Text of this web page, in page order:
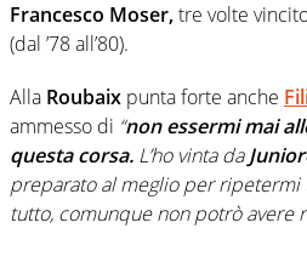
Francesco Moser,tre volte
(dal ’78 all’80).
Alla Roubaix punta forte anche
ammesso di “non essermi mai
questa corsa. L’ho vinta da
preparato al meglio per ripetermi
tutto, comunque non potrò avere